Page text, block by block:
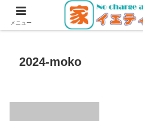
無料・無広告で使える
2024-moko
メニュー